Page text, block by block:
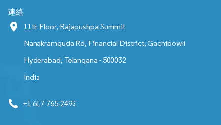
連絡
11th Floor, Rajapushpa Summit
Nanakramguda Rd, Financial District, Gachibowli
Hyderabad, Telangana - 500032
India
+1 617-765-2493